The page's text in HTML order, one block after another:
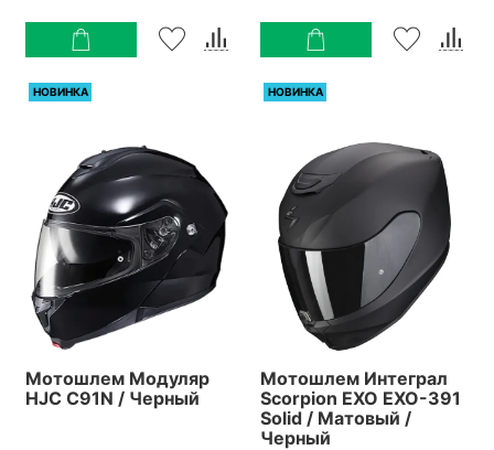
НОВИНКА
Мотошлем Модуляр
HJC C91N / Черный
НОВИНКА
Мотошлем Интеграл
Scorpion EXO EXO-391
Solid / Матовый /
Черный